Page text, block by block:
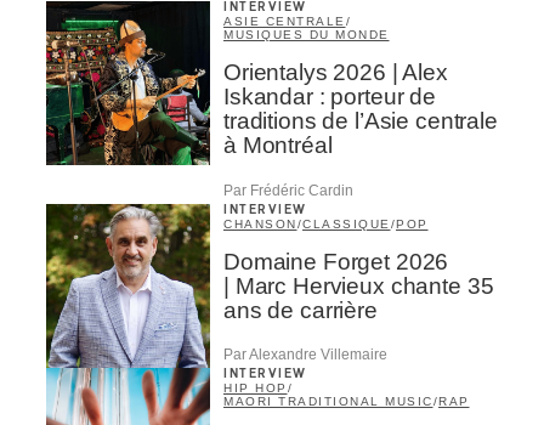
INTERVIEW
ASIE CENTRALE/
MUSIQUES DU MONDE
Orientalys 2026 | Alex
Iskandar : porteur de
traditions de l’Asie centrale
à Montréal
Par Frédéric Cardin
INTERVIEW
CHANSON/CLASSIQUE /POP
Domaine Forget 2026
| Marc Hervieux chante 35
ans de carrière
Par Alexandre Villemaire
INTERVIEW
HIP HOP /
MAORI TRADITIONAL MUSIC/RAP